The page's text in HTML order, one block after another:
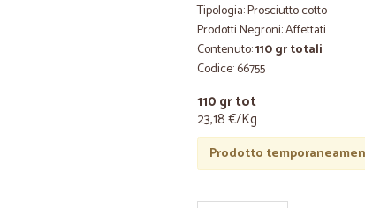
Tipologia: Prosciutto cotto
Prodotti Negroni: Affettati
Contenuto:110 gr totali
Codice: 66755
110 gr tot
23,18 €/Kg
Prodotto